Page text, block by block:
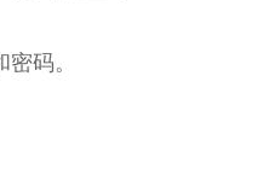
下载排名
码。